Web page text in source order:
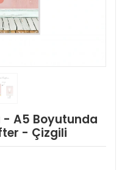
- A5 Boyutunda
- Çizgili